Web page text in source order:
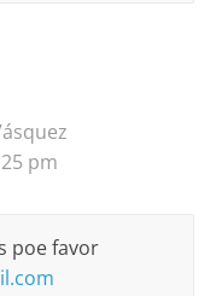
pm
poe favor